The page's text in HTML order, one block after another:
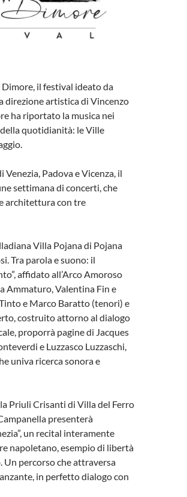
Dimore, il festival ideato da
direzione artistica di Vincenzo
ha riportato la musica nei
quotidianità: le Ville
Padova e Vicenza, il
settimana di concerti, che
architettura con tre
Villa Pojana di Pojana
Tra parola e suono: il
affidato all’Arco Amoroso
Ammaturo, Valentina Fin e
e Marco Baratto (tenori) e
costruito attorno al dialogo
proporrà pagine di Jacques
e Luzzasco Luzzaschi,
univa ricerca sonora e
Priuli Crisanti di Villa del Ferro
presenterà
un recital interamente
napoletano, esempio di libertà
Un percorso che attraversa
in perfetto dialogo con